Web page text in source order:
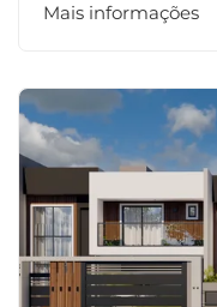
Mais informações